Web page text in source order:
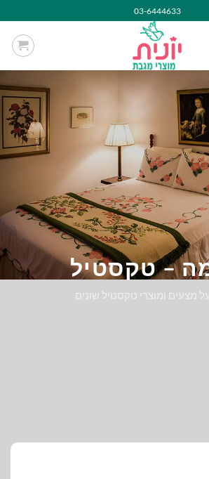
03-6444633
– טקסטיל
מצעים ומוצרי טקסטיל שונים